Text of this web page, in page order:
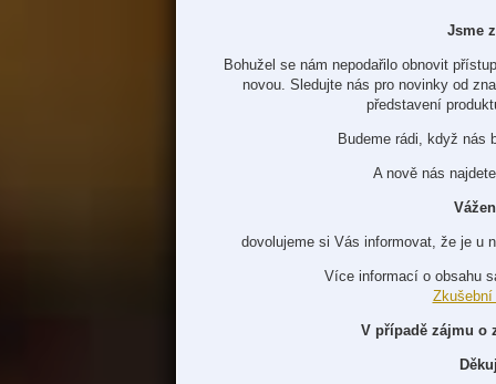
Jsme
Bohužel se nám nepodařilo obnovit
novou. Sledujte nás pro novinky od
představení
Budeme rádi, když nás
A nově nás
dovolujeme si Vás informovat, že je u
Více informací o obsahu
Zkušební
V případě zájmu o